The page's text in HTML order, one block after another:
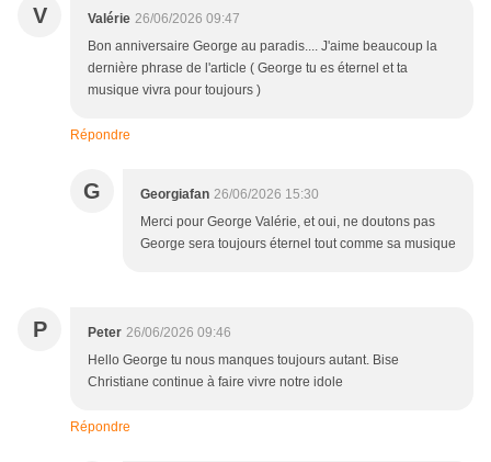
V Valérie 26/06/2026 09:47
Bon anniversaire George au paradis.... J'aime beaucoup la
dernière phrase de l'article ( George tu es éternel et ta
musique vivra pour toujours )
Répondre
G Georgiafan 26/06/2026 15:30
Merci pour George Valérie, et oui, ne doutons pas
George sera toujours éternel tout comme sa musique
P Peter 26/06/2026 09:46
Hello George tu nous manques toujours autant. Bise
Christiane continue à faire vivre notre idole
Répondre